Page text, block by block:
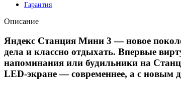
Гарантия
Описание
Яндекс Станция Мини 3 — новое
дела и классно отдыхать. Впервые
напоминания или будильники на
LED-экране — современнее, а с новым